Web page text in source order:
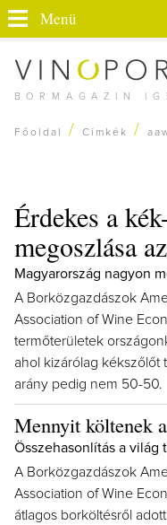
BORMAGAZIN
Menü
Főoldal / Címkék /
Érdekes a
megoszlása
Magyarország nagyon
A Borközgazdászok
Association of Wine
termőterületek
ahol kizárólag kékszőlőt
arány pedig nem 50-50.
Mennyit költenek
Összehasonlítás a világ
A Borközgazdászok
Association of Wine
átlagos borköltésről